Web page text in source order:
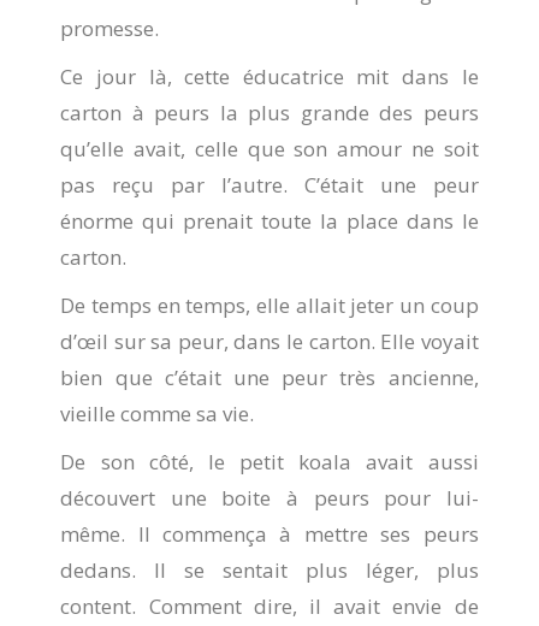
promesse.
Ce jour là, cette éducatrice mit dans le
carton à peurs la plus grande des peurs
qu’elle avait, celle que son amour ne soit
pas reçu par l’autre. C’était une peur
énorme qui prenait toute la place dans le
carton.
De temps en temps, elle allait jeter un coup
d’œil sur sa peur, dans le carton. Elle voyait
bien que c’était une peur très ancienne,
vieille comme sa vie.
De son côté, le petit koala avait aussi
découvert une boite à peurs pour lui-
même. Il commença à mettre ses peurs
dedans. Il se sentait plus léger, plus
content. Comment dire, il avait envie de